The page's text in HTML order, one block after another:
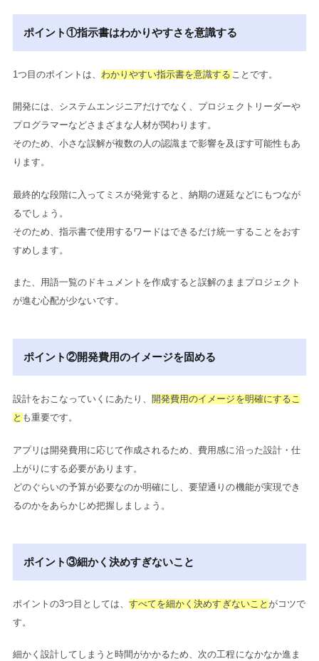
ポイント①指示書はわかりやすさを意識する
1つ目のポイントは、 わかりやすい指示書を意識する ことです。
開発には、システムエンジニアだけでなく、プロジェクトリーダーや
プログラマーなどさまざまな人材が関わります。
そのため、小さな誤解が複数の人の認識まで影響を及ぼす可能性もあ
ります。
最終的な段階に入ってミスが発覚すると、納期の遅延などにもつなが
るでしょう。
そのため、指示書で使用するワードはできるだけ統一することをおす
すめします。
また、用語一覧のドキュメントを作成すると誤解のままプロジェクト
が進む心配が少ないです。
ポイント②開発費用のイメージを固める
設計をおこなっていくにあたり、 開発費用のイメージを明確にするこ
と も重要です。
アプリは開発費用に応じて作成されるため、費用感に沿った設計・仕
上がりにする必要があります。
どのぐらいの予算が必要なのか明確にし、要望通りの機能が実現でき
るのかをあらかじめ把握しましょう。
ポイント③細かく決めすぎないこと
ポイントの3つ目としては、すべてを細かく決めすぎないこと がコツで
す。
細かく設計してしまうと時間がかかるため、次の工程になかなか進ま